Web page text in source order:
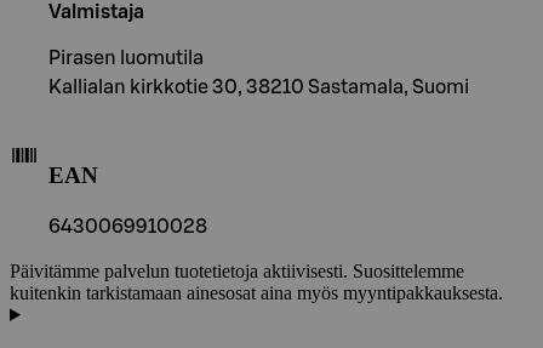
Valmistaja
Pirasen luomutila
Kallialan kirkkotie 30, 38210 Sastamala, Suomi
EAN
6430069910028
Päivitämme palvelun tuotetietoja aktiivisesti. Suosittelemme
kuitenkin tarkistamaan ainesosat aina myös myyntipakkauksesta.